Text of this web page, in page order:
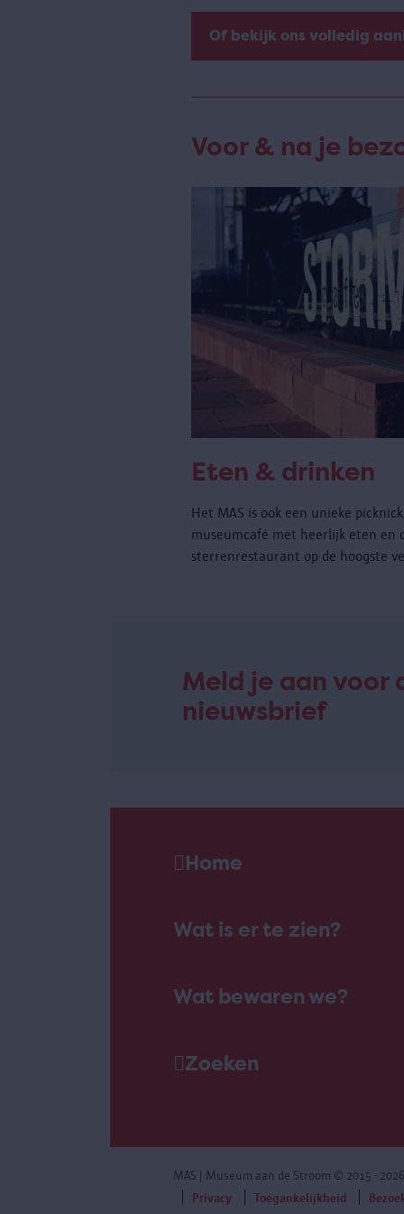
Of bekijk ons volledig
Voor & na je
Eten & drinken
Het MAS is ook een unieke
museumcafé met heerlijk eten en
sterrenrestaurant op de hoogste
Meld je aan voor
nieuwsbrief
Home
Wat is er te zien?
Wat bewaren we?
Zoeken
MAS | Museum aan de Stroom © 2015 -
Privacy
Toegankelijkheid